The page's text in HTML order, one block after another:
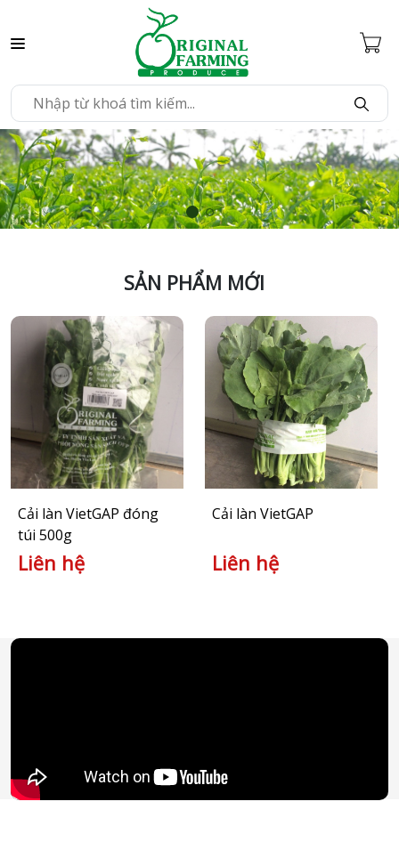
SẢN PHẨM MỚI
Cải làn VietGAP đóng
túi 500g
Liên hệ
Cải làn VietGAP
Liên hệ